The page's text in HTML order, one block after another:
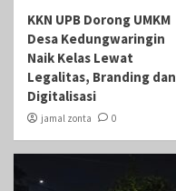
KKN UPB Dorong UMKM
Desa Kedungwaringin
Naik Kelas Lewat
Legalitas, Branding dan
Digitalisasi
jamal zonta 0